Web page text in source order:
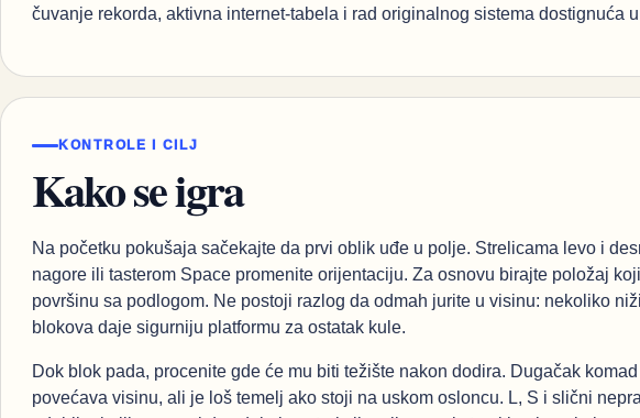
čuvanje rekorda, aktivna internet-tabela i rad originalnog sistema dostignuća
KONTROLE I CILJ
Kako se igra
Na početku pokušaja sačekajte da prvi oblik uđe u polje. Strelicama levo i
nagore ili tasterom Space promenite orijentaciju. Za osnovu birajte položaj
površinu sa podlogom. Ne postoji razlog da odmah jurite u visinu: nekoliko
blokova daje sigurniju platformu za ostatak kule.
Dok blok pada, procenite gde će mu biti težište nakon dodira. Dugačak
povećava visinu, ali je loš temelj ako stoji na uskom osloncu. L, S i slični